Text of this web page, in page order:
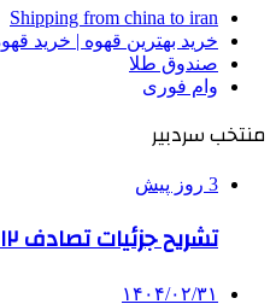
Shipping from china to iran
خرید بهترین قهوه | خرید
صندوق طلا
وام فوری
منتخب سردبیر
3 روز پیش
تشریح جزئیات تصادف ۱۲ خودرو با ۱۹ مصدوم
۱۴۰۴/۰۲/۳۱